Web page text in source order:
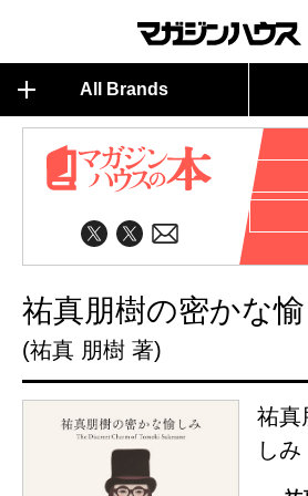
All Brands
祐真朋樹の密かな
(祐真 朋樹 著)
祐真
しみ